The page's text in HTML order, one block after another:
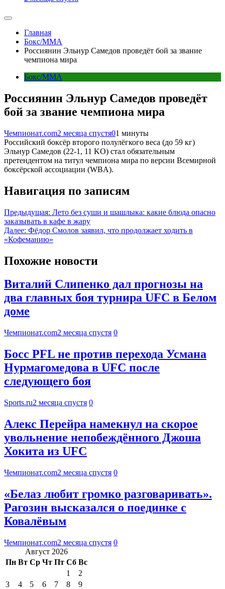
Главная
Бокс/MMA
Россиянин Эльнур Самедов проведёт бой за звание
чемпиона мира
Бокс/MMA
Россиянин Эльнур Самедов проведёт
бой за звание чемпиона мира
Чемпионат.com2 месяца спустя01 минуты
Российский боксёр второго полулёгкого веса (до 59 кг)
Эльнур Самедов (22-1, 11 KO) стал обязательным
претендентом на титул чемпиона мира по версии Всемирной
боксёрской ассоциации (WBA).
Навигация по записям
Предыдущая: Лето без суши и шашлыка: какие блюда опасно
заказывать в кафе в жару
Далее: Фёдор Смолов заявил, что продолжает ходить в
«Кофеманию»
Похожие новости
Виталий Слипенко дал прогнозы на
два главных боя турнира UFC в Белом
доме
Чемпионат.com2 месяца спустя 0
Босс PFL не против перехода Усмана
Нурмагомедова в UFC после
следующего боя
Sports.ru2 месяца спустя 0
Алекс Перейра намекнул на скорое
увольнение непобеждённого Джоша
Хокита из UFC
Чемпионат.com2 месяца спустя 0
«Белаз любит громко разговаривать».
Рагозин высказался о поединке с
Ковалёвым
Чемпионат.com2 месяца спустя 0
Август 2026
Пн Вт Ср Чт Пт Сб Вс
1
2
3
4 5 6 7 8
9